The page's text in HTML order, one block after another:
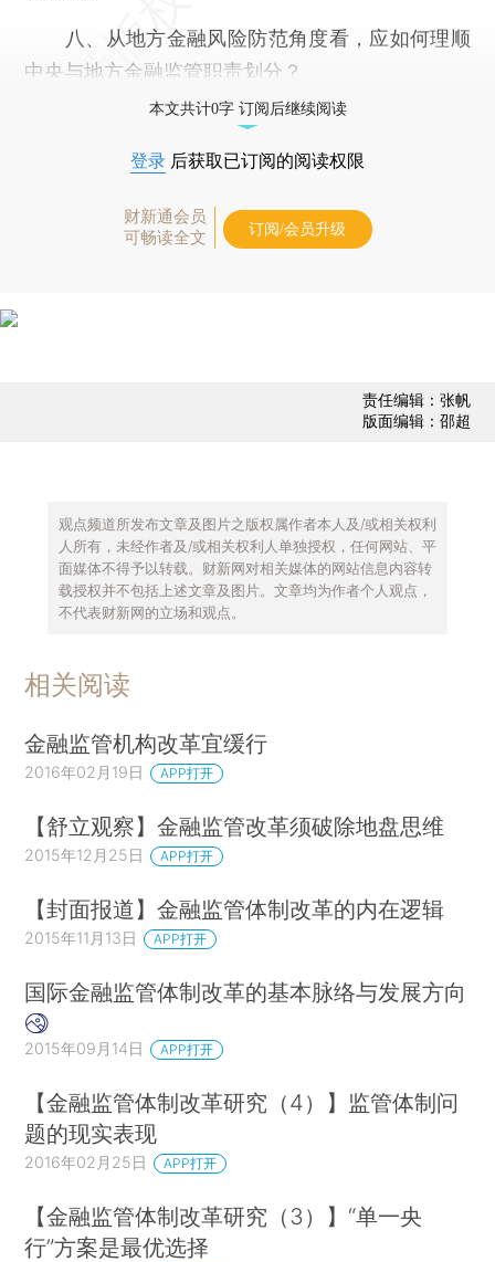
八、从地方金融风险防范角度看，应如何理顺
中央与地方金融监管职责划分？
本文共计0字 订阅后继续阅读
登录 后获取已订阅的阅读权限
财新通会员
可畅读全文
订阅/会员升级
责任编辑：张帆
版面编辑：邵超
观点频道所发布文章及图片之版权属作者本人及/或相关权利
人所有，未经作者及/或相关权利人单独授权，任何网站、平
面媒体不得予以转载。财新网对相关媒体的网站信息内容转
载授权并不包括上述文章及图片。文章均为作者个人观点，
不代表财新网的立场和观点。
相关阅读
金融监管机构改革宜缓行
2016年02月19日 APP打开
【舒立观察】金融监管改革须破除地盘思维
2015年12月25日 APP打开
【封面报道】金融监管体制改革的内在逻辑
2015年11月13日 APP打开
国际金融监管体制改革的基本脉络与发展方向
2015年09月14日 APP打开
【金融监管体制改革研究（4）】监管体制问
题的现实表现
2016年02月25日 APP打开
【金融监管体制改革研究（3）】“单一央
行”方案是最优选择